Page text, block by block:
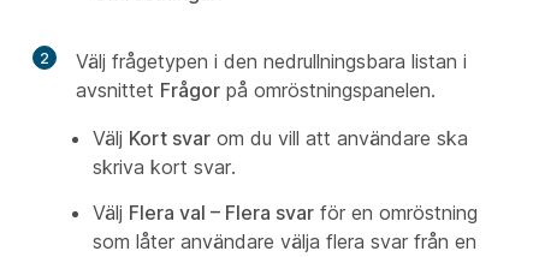
2
Välj frågetypen i den nedrullningsbara listan i
avsnittet Frågor på omröstningspanelen.
Välj Kort svar om du vill att användare ska
skriva kort svar.
Välj Flera val – Flera svar för en omröstning
som låter användare välja flera svar från en